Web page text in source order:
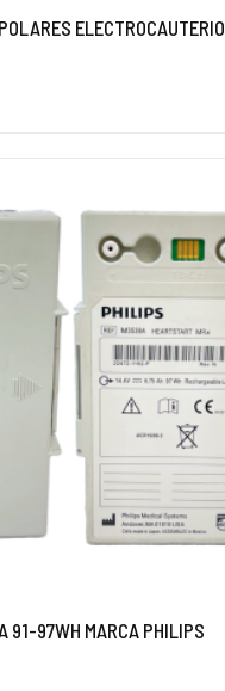
ELECTROCAUTERIO
91-97WH MARCA PHILIPS